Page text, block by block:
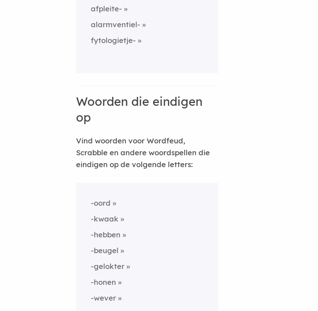
afpleite-
alarmventiel-
fytologietje-
Woorden die eindigen
op
Vind woorden voor Wordfeud,
Scrabble en andere woordspellen die
eindigen op de volgende letters:
-oord
-kwaak
-hebben
-beugel
-gelokter
-honen
-wever